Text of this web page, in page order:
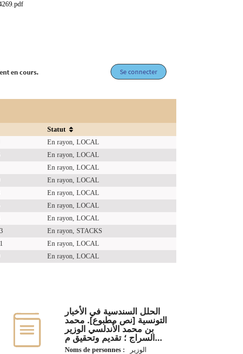
en cours. Se connecter
Statut
En rayon, LOCAL
En rayon, LOCAL
En rayon, LOCAL
En rayon, LOCAL
En rayon, LOCAL
En rayon, LOCAL
En rayon, LOCAL
En rayon, STACKS
En rayon, LOCAL
En rayon, LOCAL
الحلل السندسية في الأخبار
التونسية [نص مطبوع]. محمد
بن محمد الأندلسي الوزير
السراج ؛ تقديم وتحقيق م...
Noms de personnes :
الوزير